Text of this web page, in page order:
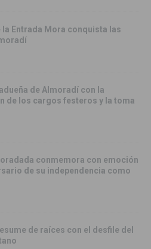
la Entrada Mora conquista las
de Almoradí con la
de los cargos festeros y la toma
conmemora con emoción
de su independencia como
de raíces con el desfile del